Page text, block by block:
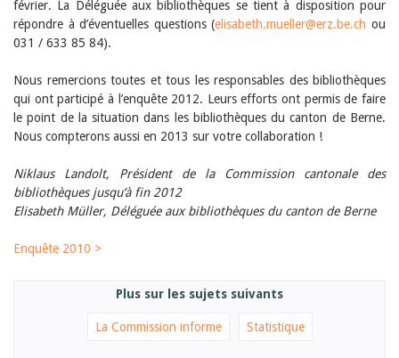
février. La Déléguée aux bibliothèques se tient à disposition pour
répondre à d’éventuelles questions (elisabeth.mueller@erz.be.ch ou
031 / 633 85 84).
Nous remercions toutes et tous les responsables des bibliothèques
qui ont participé à l’enquête 2012. Leurs efforts ont permis de faire
le point de la situation dans les bibliothèques du canton de Berne.
Nous compterons aussi en 2013 sur votre collaboration !
Niklaus Landolt, Président de la Commission cantonale des
bibliothèques jusqu’à fin 2012
Elisabeth Müller, Déléguée aux bibliothèques du canton de Berne
Enquête 2010 >
Plus sur les sujets suivants
La Commission informe Statistique